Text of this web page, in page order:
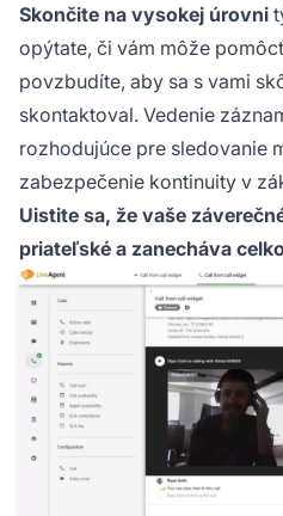
Skončite na vysokej úrovni
opýtate, či vám môže
povzbudíte, aby sa s vami
skontaktoval. Vedenie
rozhodujúce pre sledovanie
zabezpečenie kontinuity v
Uistite sa, že vaše
priateľské a zanecháva